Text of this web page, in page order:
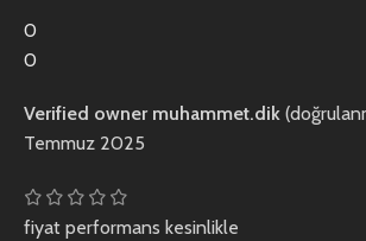
0
0
Verified owner muhammet.dik
Temmuz 2025
fiyat performans kesinlikle